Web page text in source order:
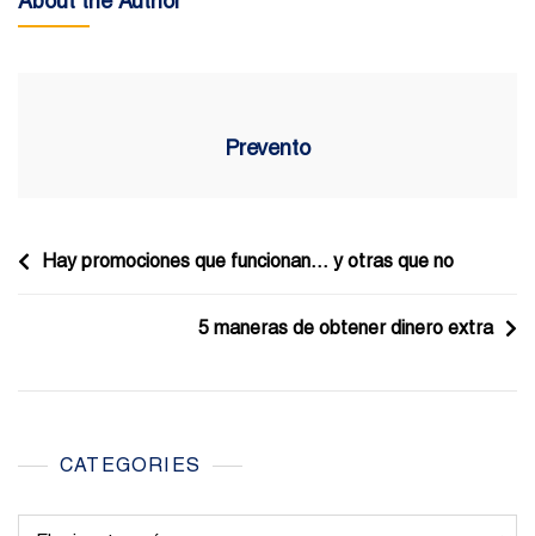
Prevento
Navegación
Hay promociones que funcionan… y otras que no
5 maneras de obtener dinero extra
CATEGORIES